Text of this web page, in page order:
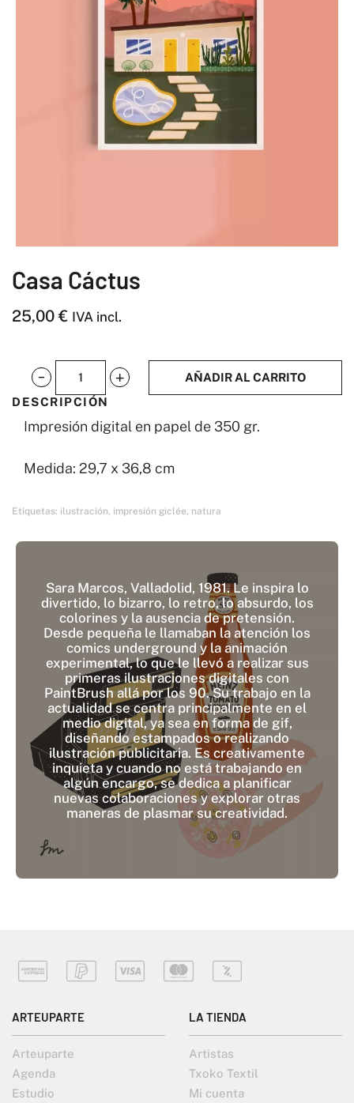
Casa Cáctus
25,00€ IVA incl.
Casa
Cáctus
cantidad
AÑADIR AL CARRITO
DESCRIPCIÓN
Impresión digital en papel de 350 gr.
Medida: 29,7 x 36,8 cm
Etiquetas: ilustración, impresión giclée, natura
Sara Marcos, Valladolid, 1981. Le inspira lo
divertido, lo bizarro, lo retro, lo absurdo, los
colorines y la ausencia de pretensión.
Desde pequeña le llamaban la atención los
comics underground y la animación
experimental, lo que le llevó a realizar sus
primeras ilustraciones digitales con
PaintBrush allá por los 90. Su trabajo en la
actualidad se centra principalmente en el
medio digital, ya sea en forma de gif,
diseñando estampados o realizando
ilustración publicitaria. Es creativamente
inquieta y cuando no está trabajando en
algún encargo, se dedica a planificar
nuevas colaboraciones y explorar otras
maneras de plasmar su creatividad.
ARTEUPARTE
Arteuparte
Agenda
Estudio
LA TIENDA
Artistas
Txoko Textil
Mi cuenta